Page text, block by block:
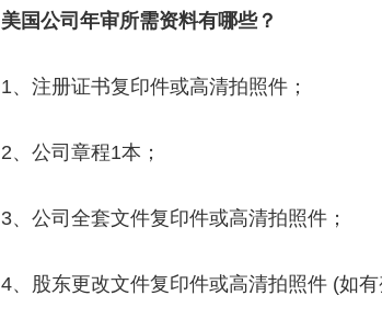
美国公司年审所需资料有哪些？
1、注册证书复印件或高清拍照件；
2、公司章程1本；
3、公司全套文件复印件或高清拍照件；
4、股东更改文件复印件或高清拍照件 (如有